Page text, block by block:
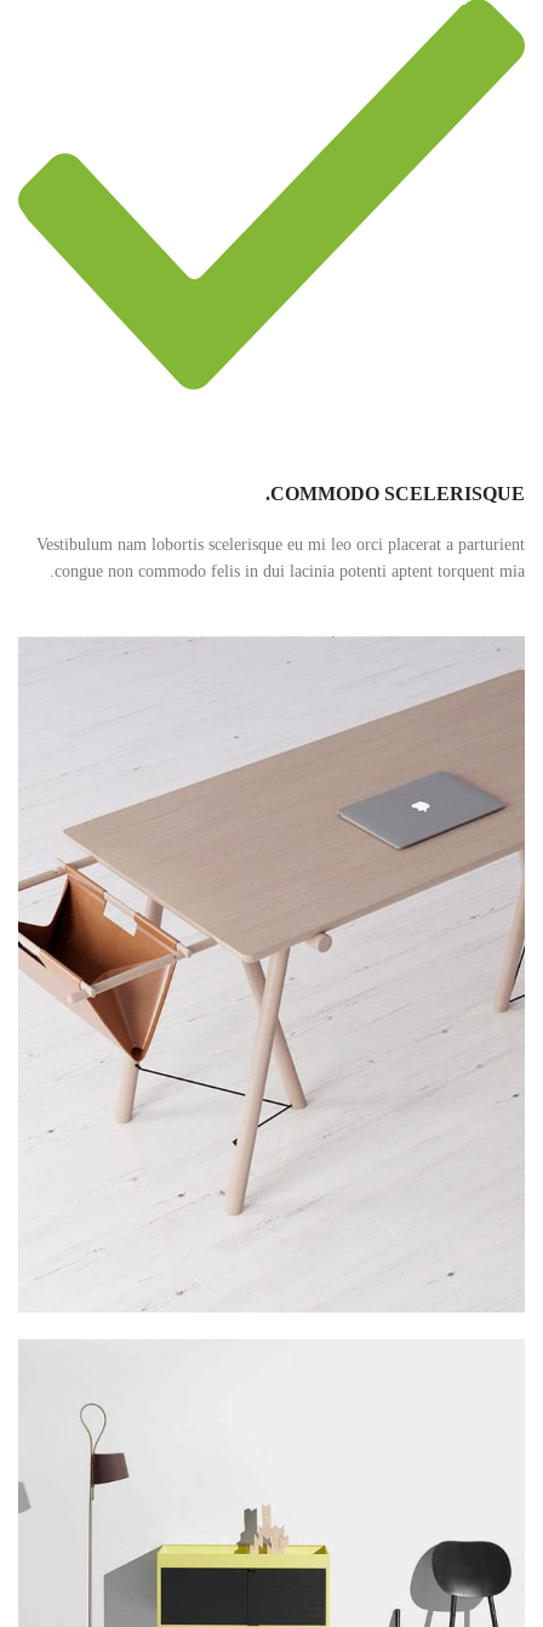
COMMODO SCELERISQUE.
Vestibulum nam lobortis scelerisque eu mi leo orci placerat a parturient
congue non commodo felis in dui lacinia potenti aptent torquent mia.